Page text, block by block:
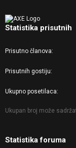
Statistika prisutnih
Prisutno članova
Prisutnih gostiju
Ukupno posetilaca
Ukupan broj može
Statistika foruma